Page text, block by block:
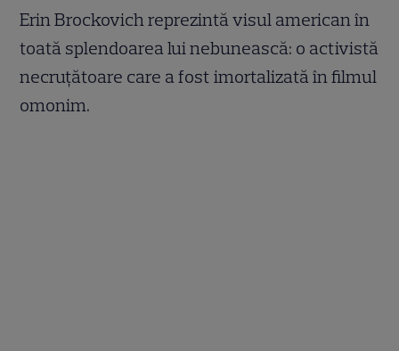
Erin Brockovich reprezintă visul american în
toată splendoarea lui nebunească: o activistă
necruţătoare care a fost imortalizată în filmul
omonim.